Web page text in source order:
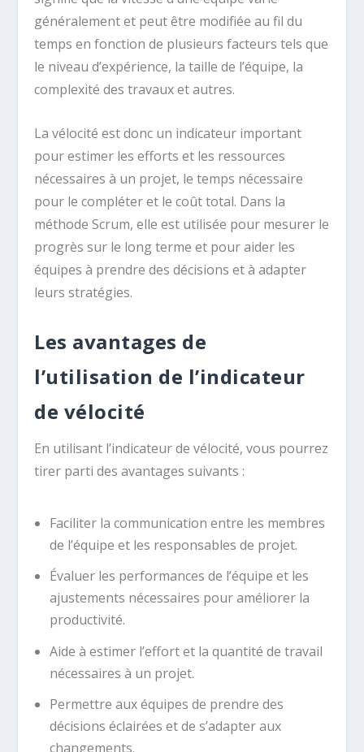
généralement et peut être modifiée au fil du
temps en fonction de plusieurs facteurs tels que
le niveau d’expérience, la taille de l’équipe, la
complexité des travaux et autres.
La vélocité est donc un indicateur important
pour estimer les efforts et les ressources
nécessaires à un projet, le temps nécessaire
pour le compléter et le coût total. Dans la
méthode Scrum, elle est utilisée pour mesurer le
progrès sur le long terme et pour aider les
équipes à prendre des décisions et à adapter
leurs stratégies.
Les avantages de
l’utilisation de l’indicateur
de vélocité
En utilisant l’indicateur de vélocité, vous pourrez
tirer parti des avantages suivants :
Faciliter la communication entre les membres
de l’équipe et les responsables de projet.
Évaluer les performances de l’équipe et les
ajustements nécessaires pour améliorer la
productivité.
Aide à estimer l’effort et la quantité de travail
nécessaires à un projet.
Permettre aux équipes de prendre des
décisions éclairées et de s’adapter aux
changements.